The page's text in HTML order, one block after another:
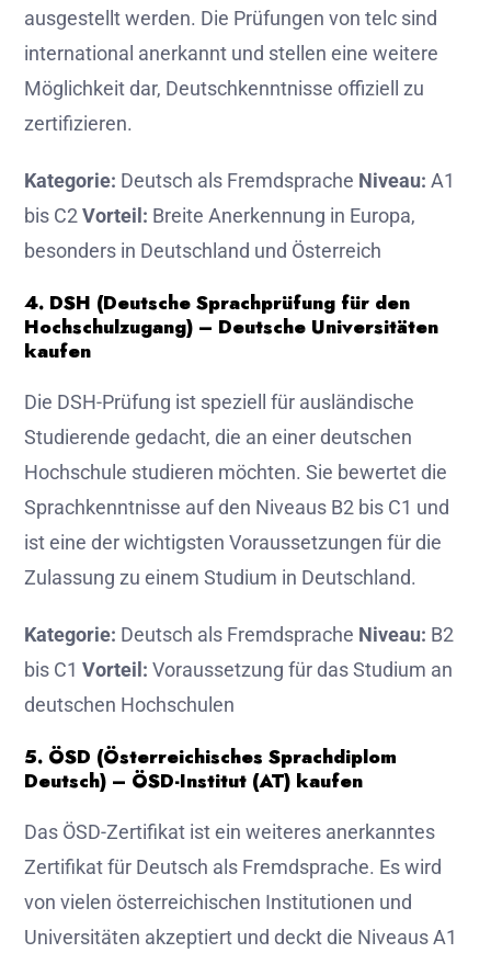
ausgestellt werden. Die Prüfungen von telc sind
international anerkannt und stellen eine weitere
Möglichkeit dar, Deutschkenntnisse offiziell zu
zertifizieren.
Kategorie: Deutsch als Fremdsprache Niveau: A1
bis C2Vorteil: Breite Anerkennung in Europa,
besonders in Deutschland und Österreich
4. DSH (Deutsche Sprachprüfung für den
Hochschulzugang) – Deutsche Universitäten
kaufen
Die DSH-Prüfung ist speziell für ausländische
Studierende gedacht, die an einer deutschen
Hochschule studieren möchten. Sie bewertet die
Sprachkenntnisse auf den Niveaus B2 bis C1 und
ist eine der wichtigsten Voraussetzungen für die
Zulassung zu einem Studium in Deutschland.
Kategorie: Deutsch als Fremdsprache Niveau: B2
bis C1 Vorteil: Voraussetzung für das Studium an
deutschen Hochschulen
5. ÖSD (Österreichisches Sprachdiplom
Deutsch) – ÖSD-Institut (AT) kaufen
Das ÖSD-Zertifikat ist ein weiteres anerkanntes
Zertifikat für Deutsch als Fremdsprache. Es wird
von vielen österreichischen Institutionen und
Universitäten akzeptiert und deckt die Niveaus A1